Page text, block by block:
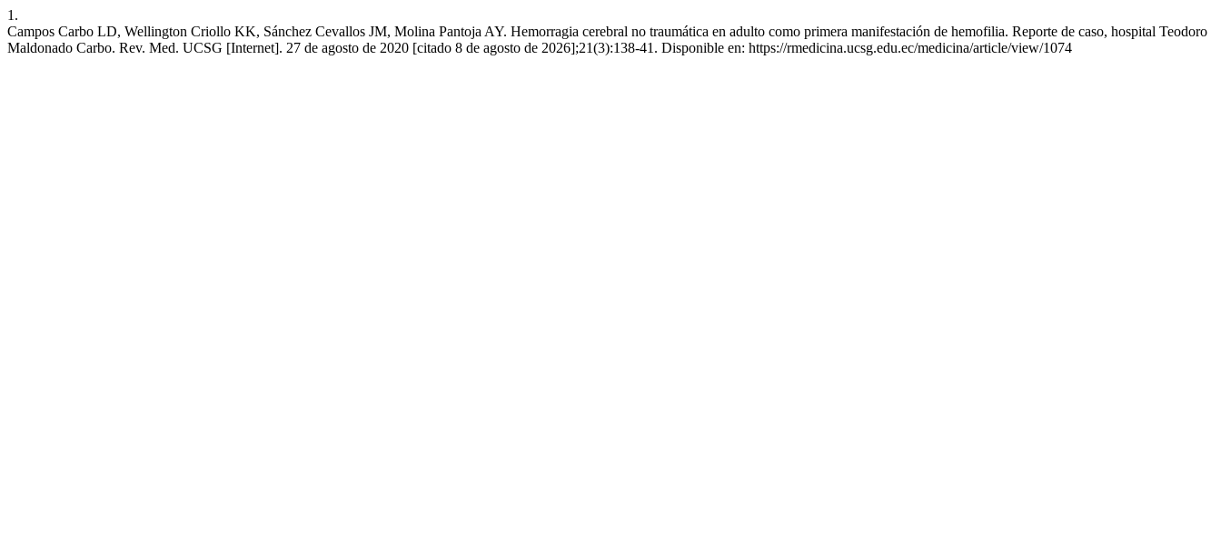
1.
Campos Carbo LD, Wellington Criollo KK, Sánchez Cevallos JM, Molina Pantoja AY. Hemorragia cerebral no traumática en adulto como primera manifestación de hemofilia. Reporte de caso, hospital Teodoro
Maldonado Carbo. Rev. Med. UCSG [Internet]. 27 de agosto de 2020 [citado 8 de agosto de 2026];21(3):138-41. Disponible en: https://rmedicina.ucsg.edu.ec/medicina/article/view/1074